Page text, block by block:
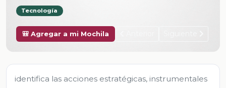
Tecnología
🎒 Agregar a mi Mochila
identifica las acciones estratégicas, instrumentales